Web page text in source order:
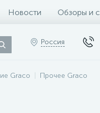
Новости Обзоры и
Россия
Graco Прочее Graco